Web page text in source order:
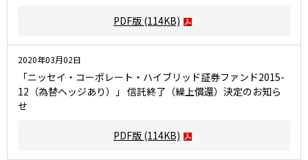
PDF版 (114KB)
2020年03月02日
「ニッセイ・コーポレート・ハイブリッド証券ファンド2015-
12（為替ヘッジあり）」 信託終了（繰上償還）決定のお知ら
せ
PDF版 (114KB)